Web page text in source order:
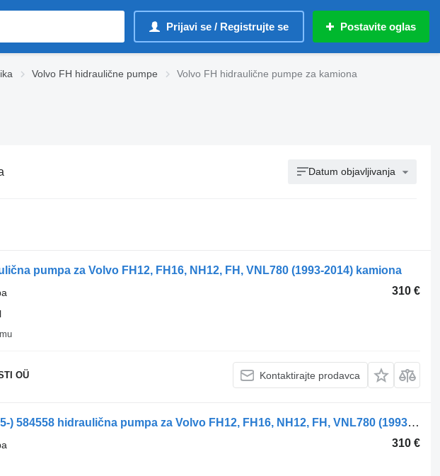
Prijavi se / Registrujte se Postavite oglas
Volvo FH hidraulične pumpe Volvo FH hidraulične pumpe za kamiona
Datum objavljivanja
pumpa za Volvo FH12, FH16, NH12, FH, VNL780 (1993-2014) kamiona
310 €
OÜ Kontaktirajte prodavca
Volvo FH (01.05-) 584558 hidraulična pumpa za Volvo FH12, FH16, NH12, FH, VNL780 (1993-2014) kamiona
310 €